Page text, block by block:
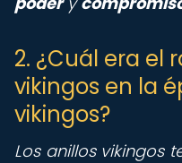
2. ¿Cuál era el
vikingos en la
vikingos?
Los anillos vikingos